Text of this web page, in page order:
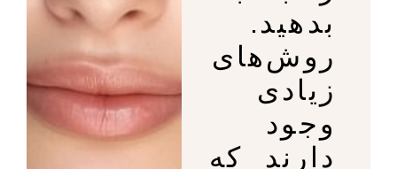
بدهید.
روش‌های
زیادی
وجود
دارند که